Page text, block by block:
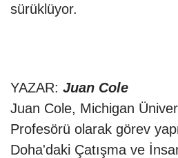
sürüklüyor.
YAZAR: Juan Cole
Juan Cole, Michigan
Profesörü olarak görev
Doha'daki Çatışma ve